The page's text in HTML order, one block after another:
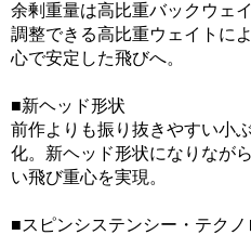
余剰重量は高比重バックウェ
調整できる高比重ウェイトに
心で安定した飛びへ。
■新ヘッド形状
前作よりも振り抜きやすい小
化。新ヘッド形状になりなが
い飛び重心を実現。
■スピンシステンシー・テクノ